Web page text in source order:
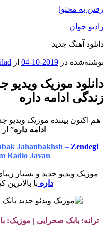
رفتن به محتوا
رادیو جوان
دانلود آهنگ جدید
نوشته‌شده در 2019-10-04 از
دانلود موزیک ویدیو
زندگی ادامه داره
هم اکنون بیننده موزیک ویدیو
ادامه داره”
Jahanbakhsh – Zendegi
Radio Javan
موزیک ویدیو جدید و بسیار
داره با
ترانه: بابک صحرایی | موزیک: